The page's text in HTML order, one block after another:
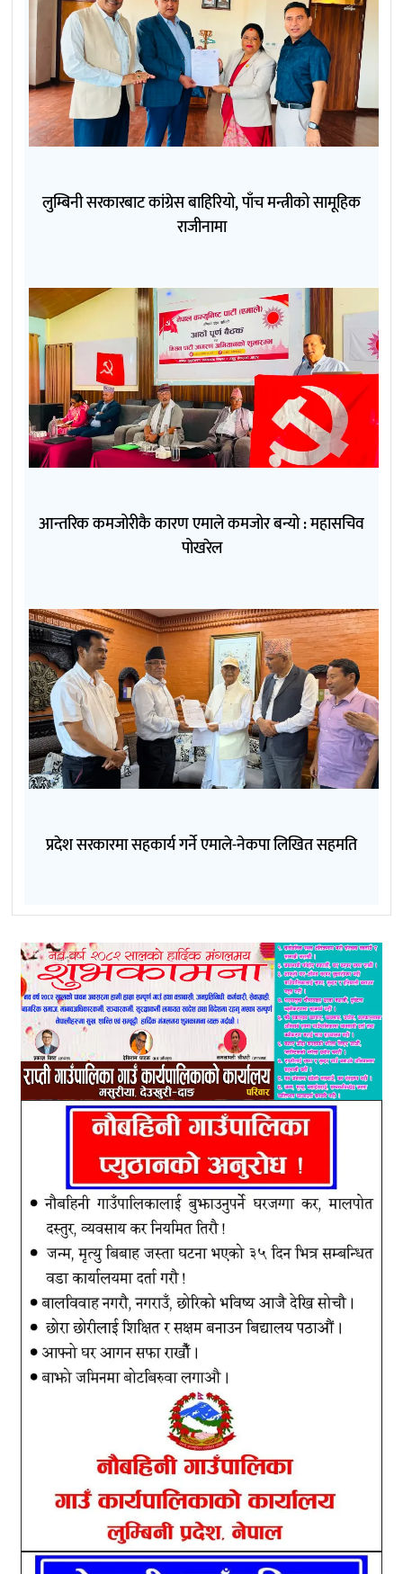
लुम्बिनी सरकारबाट कांग्रेस बाहिरियो, पाँच मन्त्रीको सामूहिक
राजीनामा
आन्तरिक कमजोरीकै कारण एमाले कमजोर बन्यो : महासचिव
पोखरेल
प्रदेश सरकारमा सहकार्य गर्ने एमाले-नेकपा लिखित सहमति